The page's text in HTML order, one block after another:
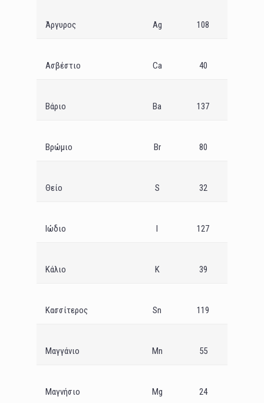
Άργυρος Ag 108
Ασβέστιο Ca 40
Βάριο Ba 137
Βρώµιο Br 80
Θείο S 32
Ιώδιο I 127
Κάλιο K 39
Κασσίτερος Sn 119
Μαγγάνιο Mn 55
Μαγνήσιο Mg 24